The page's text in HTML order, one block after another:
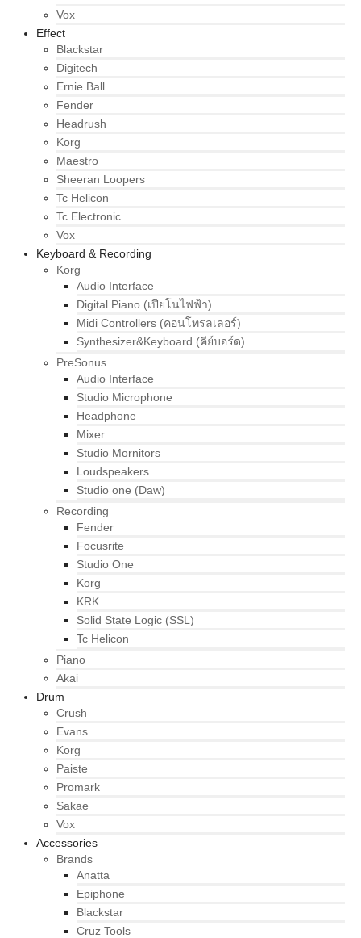
Vox
Effect
Blackstar
Digitech
Ernie Ball
Fender
Headrush
Korg
Maestro
Sheeran Loopers
Tc Helicon
Tc Electronic
Vox
Keyboard & Recording
Korg
Audio Interface
Digital Piano (เปียโนไฟฟ้า)
Midi Controllers (คอนโทรลเลอร์)
Synthesizer&Keyboard (คีย์บอร์ด)
PreSonus
Audio Interface
Studio Microphone
Headphone
Mixer
Studio Mornitors
Loudspeakers
Studio one (Daw)
Recording
Fender
Focusrite
Studio One
Korg
KRK
Solid State Logic (SSL)
Tc Helicon
Piano
Akai
Drum
Crush
Evans
Korg
Paiste
Promark
Sakae
Vox
Accessories
Brands
Anatta
Epiphone
Blackstar
Cruz Tools